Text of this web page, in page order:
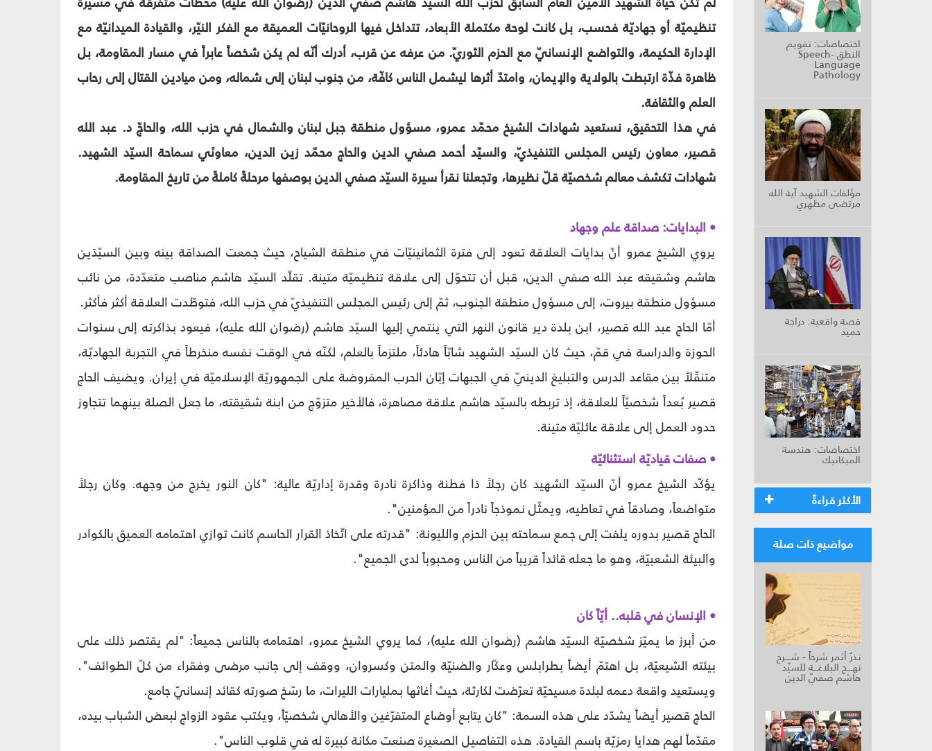
اختصاصات: تقويم
النطق Speech-
Language
Pathology
مؤلفات الشهيد آية الله
مرتضى مطهري
قصة واقعية: دراجة
حميد
اختصاصات: هندسة
الميكانيك
الأكثر قراءةً
مواضيع ذات صلة
نذرٌ أثمر شرحاً - شــــرح
نهــــج البلاغـــة للسيّد
هاشم صفيّ الدين
تنظيميّة أو جهاديّة فحسب، بل كانت لوحة مكتملة الأبعاد، تتداخل فيها الروحانيّات العميقة مع الفكر النيّر، والقيادة الميدانيّة مع
الإدارة الحكيمة، والتواضع الإنسانيّ مع الحزم الثوريّ. من عرفه عن قرب، أدرك أنّه لم يكن شخصاً عابراً في مسار المقاومة، بل
ظاهرة فذّة ارتبطت بالولاية والإيمان، وامتدّ أثرها ليشمل الناس كافّة، من جنوب لبنان إلى شماله، ومن ميادين القتال إلى رحاب
العلم والثقافة.
في هذا التحقيق، نستعيد شهادات الشيخ محمّد عمرو، مسؤول منطقة جبل لبنان والشمال في حزب الله، والحاجّ د. عبد الله
قصير، معاون رئيس المجلس التنفيذيّ، والسيّد أحمد صفي الدين والحاج محمّد زين الدين، معاونَي سماحة السيّد الشهيد.
شهادات تكشف معالم شخصيّة قلّ نظيرها، وتجعلنا نقرأ سيرة السيّد صفي الدين بوصفها مرحلةً كاملةً من تاريخ المقاومة.
• البدايات: صداقة علم وجهاد
يروي الشيخ عمرو أنّ بدايات العلاقة تعود إلى فترة الثمانينيّات في منطقة الشياح، حيث جمعت الصداقة بينه وبين السيّدَين
هاشم وشقيقه عبد الله صفي الدين، قبل أن تتحوّل إلى علاقة تنظيميّة متينة. تقلّد السيّد هاشم مناصب متعدّدة، من نائب
مسؤول منطقة بيروت، إلى مسؤول منطقة الجنوب، ثمّ إلى رئيس المجلس التنفيذيّ في حزب الله، فتوطّدت العلاقة أكثر فأكثر.
أمّا الحاج عبد الله قصير، ابن بلدة دير قانون النهر التي ينتمي إليها السيّد هاشم (رضوان الله عليه)، فيعود بذاكرته إلى سنوات
الحوزة والدراسة في قمّ، حيث كان السيّد الشهيد شابّاً هادئاً، ملتزماً بالعلم، لكنّه في الوقت نفسه منخرطاً في التجربة الجهاديّة،
متنقّلاً بين مقاعد الدرس والتبليغ الدينيّ في الجبهات إبّان الحرب المفروضة على الجمهوريّة الإسلاميّة في إيران. ويضيف الحاج
قصير بُعداً شخصيّاً للعلاقة، إذ تربطه بالسيّد هاشم علاقة مصاهرة، فالأخير متزوّج من ابنة شقيقته، ما جعل الصلة بينهما تتجاوز
حدود العمل إلى علاقة عائليّة متينة.
• صفات قياديّة استثنائيّة
يؤكّد الشيخ عمرو أنّ السيّد الشهيد كان رجلاً ذا فطنة وذاكرة نادرة وقدرة إداريّة عالية: "كان النور يخرج من وجهه. وكان رجلاً
متواضعاً، وصادقاً في تعاطيه، ويمثّل نموذجاً نادراً من المؤمنين".
الحاج قصير بدوره يلفت إلى جمع سماحته بين الحزم والليونة: "قدرته على اتّخاذ القرار الحاسم كانت توازي اهتمامه العميق بالكوادر
والبيئة الشعبيّة، وهو ما جعله قائداً قريباً من الناس ومحبوباً لدى الجميع".
• الإنسان في قلبه.. أيّاً كان
من أبرز ما يميّز شخصيّة السيّد هاشم (رضوان الله عليه)، كما يروي الشيخ عمرو، اهتمامه بالناس جميعاً: "لم يقتصر ذلك على
بيئته الشيعيّة، بل اهتمّ أيضاً بطرابلس وعكّار والضنيّة والمتن وكسروان، ووقف إلى جانب مرضى وفقراء من كلّ الطوائف".
ويستعيد واقعة دعمه لبلدة مسيحيّة تعرّضت لكارثة، حيث أغاثها بمليارات الليرات، ما رسّخ صورته كقائد إنسانيّ جامع.
الحاج قصير أيضاً يشدّد على هذه السمة: "كان يتابع أوضاع المتفرّغين والأهالي شخصيّاً، ويكتب عقود الزواج لبعض الشباب بيده،
مقدّماً لهم هدايا رمزيّة باسم القيادة. هذه التفاصيل الصغيرة صنعت مكانة كبيرة له في قلوب الناس".